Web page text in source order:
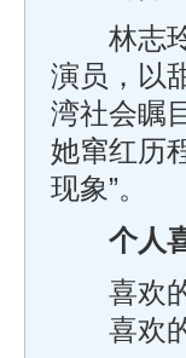
林志玲
演员，以
湾社会瞩
她窜红历
现象”。
个人
喜欢的
喜欢的